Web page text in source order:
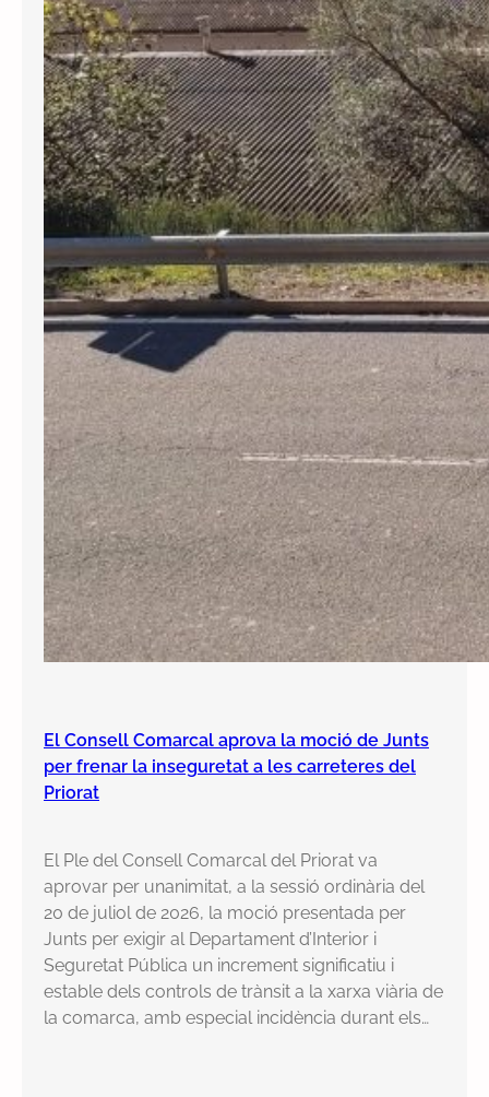
El Consell Comarcal aprova la moció de Junts
per frenar la inseguretat a les carreteres del
Priorat
El Ple del Consell Comarcal del Priorat va
aprovar per unanimitat, a la sessió ordinària del
20 de juliol de 2026, la moció presentada per
Junts per exigir al Departament d’Interior i
Seguretat Pública un increment significatiu i
estable dels controls de trànsit a la xarxa viària de
la comarca, amb especial incidència durant els…